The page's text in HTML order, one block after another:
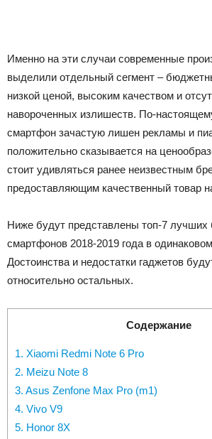
Именно на эти случаи современные
выделили отдельный сегмент –
низкой ценой, высоким качеством и
навороченных излишеств. По-
смартфон зачастую лишен рекламы и
положительно сказывается на
стоит удивляться ранее неизвестным
предоставляющим качественный товар
Ниже будут представлены топ-7
смартфонов 2018-2019 года в
Достоинства и недостатки гаджетов
относительно остальных.
Содержание
1. Xiaomi Redmi Note 6 Pro
2. Meizu Note 8
3. Asus Zenfone Max Pro (m1)
4. Vivo V9
5. Honor 8X